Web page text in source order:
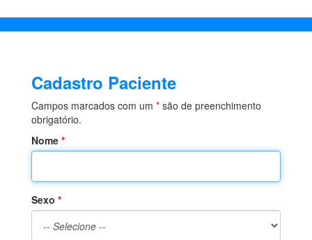
Cadastro Paciente
Campos marcados com um * são de preenchimento
obrigatório.
Nome
Sexo